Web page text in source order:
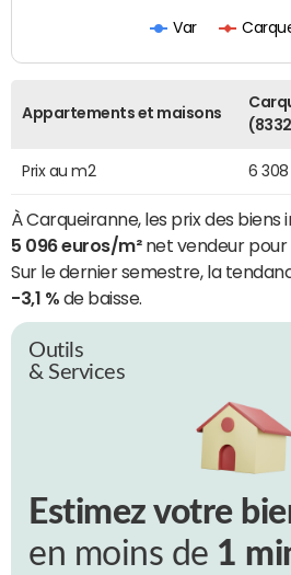
Var
Appartements et maisons
Prix au m2 6
À Carqueiranne, les prix des
5 096 euros/m²net vendeur pour
Sur le dernier semestre, la
-3,1 % de baisse.
Outils
& Services
Estimez votre
en moins de 1